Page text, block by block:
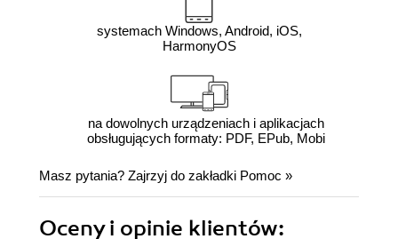
systemach Windows, Android, iOS,
HarmonyOS
na dowolnych urządzeniach i aplikacjach
obsługujących formaty: PDF, EPub, Mobi
Masz pytania? Zajrzyj do zakładki Pomoc »
Oceny i opinie klientów: